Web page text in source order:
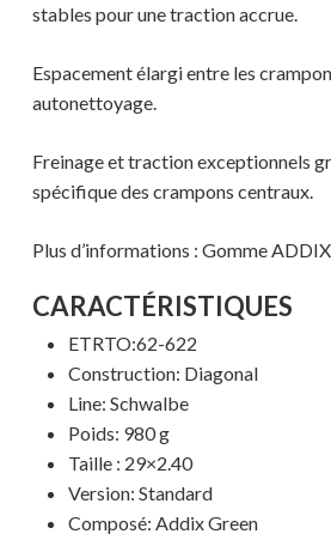
Votre panier
stables pour une traction accrue.
Espacement élargi entre les
autonettoyage.
Freinage et traction exceptionnels
spécifique des crampons centraux.
Plus d’informations : Gomme ADDIX
CARACTÉRISTIQUES
ETRTO:62-622
Construction: Diagonal
Line: Schwalbe
Poids: 980 g
Taille : 29×2.40
Version: Standard
Composé: Addix Green